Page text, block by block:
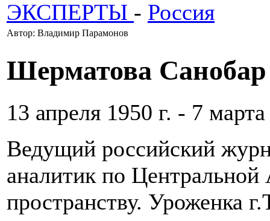
ЭКСПЕРТЫ - Россия
Автор: Владимир Парамонов
Шерматова Санобар
13 апреля 1950 г. - 7
Ведущий российский
аналитик по Центральной
пространству. Уроженка